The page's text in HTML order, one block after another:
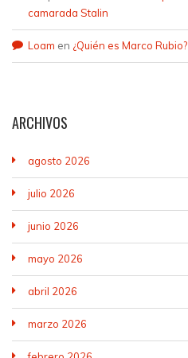
camarada Stalin
Loam en ¿Quién es Marco Rubio?
ARCHIVOS
agosto 2026
julio 2026
junio 2026
mayo 2026
abril 2026
marzo 2026